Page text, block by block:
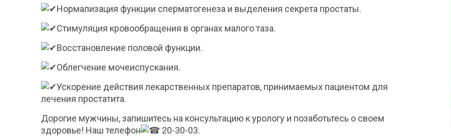
Нормализация функции сперматогенеза и выделения секрета простаты.
Стимуляция кровообращения в органах малого таза.
Восстановление половой функции.
Облегчение мочеиспускания.
Ускорение действия лекарственных препаратов, принимаемых пациентом для
лечения простатита.
Дорогие мужчины, запишитесь на консультацию к урологу и позаботьтесь о своем
здоровье! Наш телефон
20-30-03.